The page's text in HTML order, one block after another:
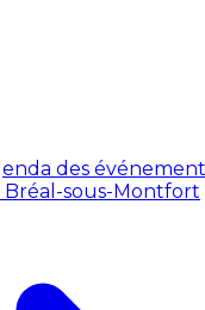
des
Bréal-sous-Montfort